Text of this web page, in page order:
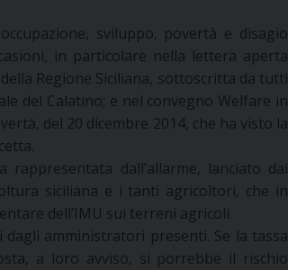
sviluppo, povertà e disagio
in particolare nella lettera aperta
Regione Siciliana, sottoscritta da tutti
del Calatino; e nel convegno Welfare in
del 20 dicembre 2014, che ha visto la
dall’allarme, lanciato dai
siciliana e i tanti agricoltori, che in
dell’IMU sui terreni agricoli.
amministratori presenti. Se la tassa
a loro avviso, si porrebbe il rischio